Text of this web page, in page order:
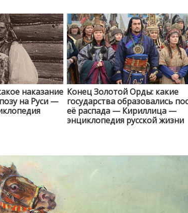
наказание
на Руси —
Конец Золотой Орды: какие
государства образовались
её распада — Кириллица —
энциклопедия русской жизни